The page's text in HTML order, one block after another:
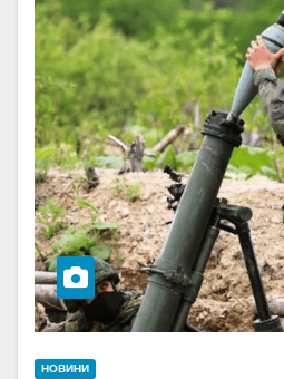
НОВИНИ